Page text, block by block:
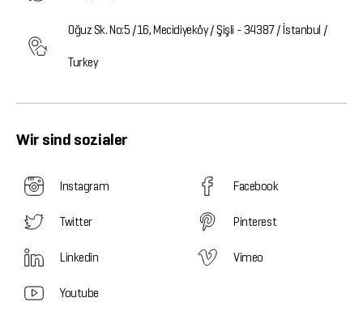
Oğuz Sk. No:5 /16, Mecidiyeköy / Şişli - 34387 / İstanbul /
Turkey
Wir sind sozialer
Instagram Facebook
Twitter Pinterest
Linkedin Vimeo
Youtube